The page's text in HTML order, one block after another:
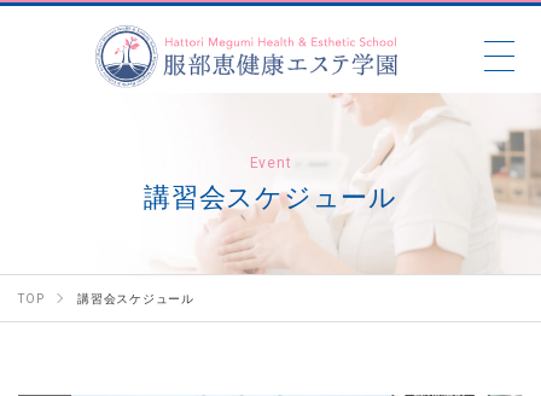
Event
講習会スケジュール
TOP 講習会スケジュール